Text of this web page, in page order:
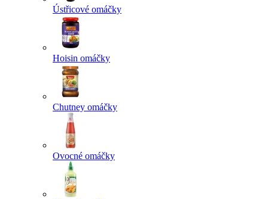
Ústřicové omáčky
Hoisin omáčky
Chutney omáčky
Ovocné omáčky